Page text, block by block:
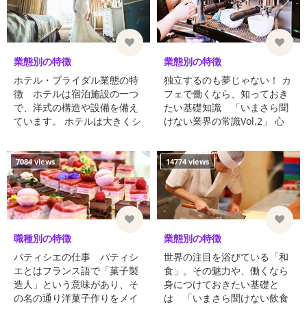
業態別の特徴
ホテル・ブライダル業態の特
徴 ホテルは宿泊施設の一つ
で、洋式の構造や設備を備え
ています。 ホテルは大きくシ
ル、リゾートホテルの ...
業態別の特徴
独立するのも夢じゃない！ カ
フェで働くなら、知っておき
たい基礎知識 「いまさら聞
けない業界の常識Vol.2」 心
ら、美味しいコーヒーを飲
む。…そんなゆったり過ごす
時 ...
7084 views
職種別の特徴
パティシエの仕事 パティシ
エとはフランス語で「菓子製
造人」という意味があり、そ
の名の通り洋菓子作りをメイ
14774 views
業態別の特徴
世界の注目を浴びている「和
食」。その魅力や、働くなら
身につけておきたい基礎と
は 「いまさら聞けない飲食